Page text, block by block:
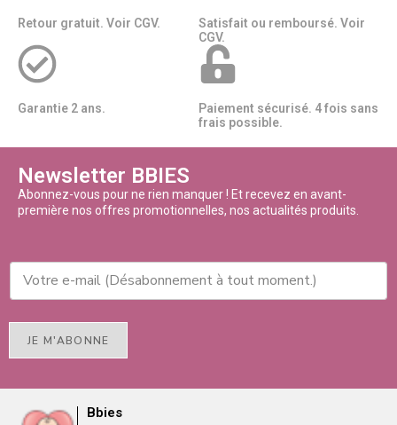
Retour gratuit. Voir CGV.
Satisfait ou remboursé. Voir
CGV.
Garantie 2 ans.
Paiement sécurisé. 4 fois sans
frais possible.
Newsletter BBIES
Abonnez-vous pour ne rien manquer ! Et recevez en avant-
première nos offres promotionnelles, nos actualités produits.
JE M'ABONNE
Bbies